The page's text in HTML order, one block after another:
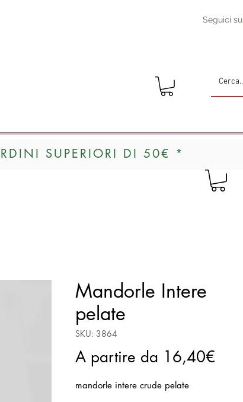
Seguici su
SUPERIORI DI 50€ *
Mandorle Intere
pelate
SKU: 3864
A partire da 16,40€
mandorle intere crude pelate